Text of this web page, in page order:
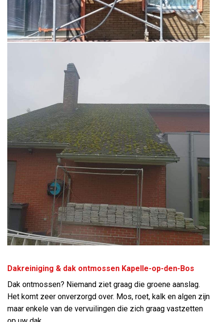
Dakreiniging & dak ontmossen Kapelle-op-den-Bos
Dak ontmossen? Niemand ziet graag die groene aanslag.
Het komt zeer onverzorgd over. Mos, roet, kalk en algen zijn
maar enkele van de vervuilingen die zich graag vastzetten